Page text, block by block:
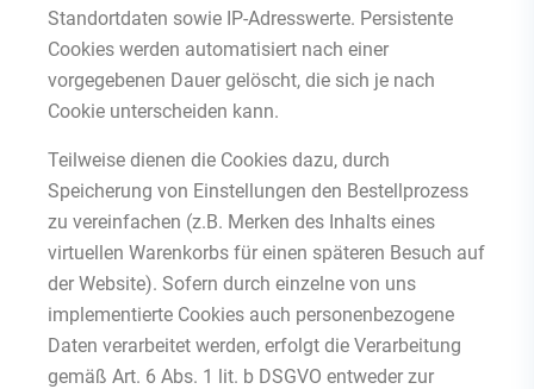
Standortdaten sowie IP-Adresswerte. Persistente
Cookies werden automatisiert nach einer
vorgegebenen Dauer gelöscht, die sich je nach
Cookie unterscheiden kann.
Teilweise dienen die Cookies dazu, durch
Speicherung von Einstellungen den Bestellprozess
zu vereinfachen (z.B. Merken des Inhalts eines
virtuellen Warenkorbs für einen späteren Besuch auf
der Website). Sofern durch einzelne von uns
implementierte Cookies auch personenbezogene
Daten verarbeitet werden, erfolgt die Verarbeitung
gemäß Art. 6 Abs. 1 lit. b DSGVO entweder zur